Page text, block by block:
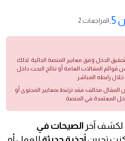
2 المراجعات
الدخل وفق معايير المنصة الحالية. لذلك
المقالات العامة أو نتائج البحث داخل
رابطه المباشر.
المقال مخالف؛ فقد ترتبط بمعايير المحتوى أو
المعتمدة في المنصة.
لكشف آخر الصيحات في